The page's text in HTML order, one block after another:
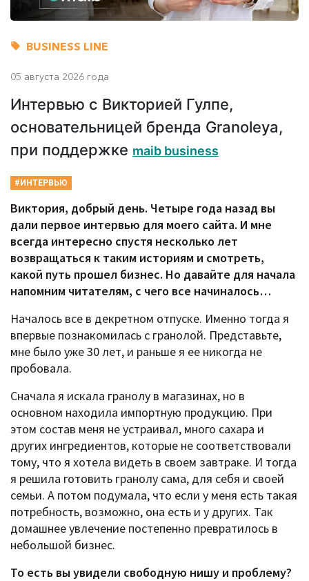
BUSINESS LINE
05 августа 2026 года
Интервью с Викторией Гулпе,
основательницей бренда Granoleya,
при поддержке maib business
#ИНТЕРВЬЮ
Виктория, добрый день. Четыре года назад вы
дали первое интервью для моего сайта. И мне
всегда интересно спустя несколько лет
возвращаться к таким историям и смотреть,
какой путь прошел бизнес. Но давайте для начала
напомним читателям, с чего все начиналось…
Началось все в декретном отпуске. Именно тогда я
впервые познакомилась с гранолой. Представьте,
мне было уже 30 лет, и раньше я ее никогда не
пробовала.
Сначала я искала гранолу в магазинах, но в
основном находила импортную продукцию. При
этом состав меня не устраивал, много сахара и
других ингредиентов, которые не соответствовали
тому, что я хотела видеть в своем завтраке. И тогда
я решила готовить гранолу сама, для себя и своей
семьи. А потом подумала, что если у меня есть такая
потребность, возможно, она есть и у других. Так
домашнее увлечение постепенно превратилось в
небольшой бизнес.
То есть вы увидели свободную нишу и проблему?